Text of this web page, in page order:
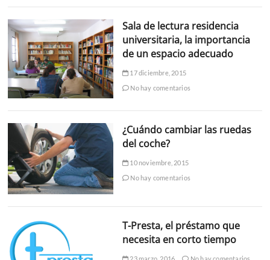
Sala de lectura residencia
universitaria, la importancia
de un espacio adecuado
17 diciembre, 2015
No hay comentarios
¿Cuándo cambiar las ruedas
del coche?
10 noviembre, 2015
No hay comentarios
T-Presta, el préstamo que
necesita en corto tiempo